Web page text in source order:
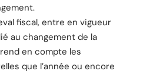
fiscal, entre en vigueur
au changement de la
en compte les
que l’année ou encore